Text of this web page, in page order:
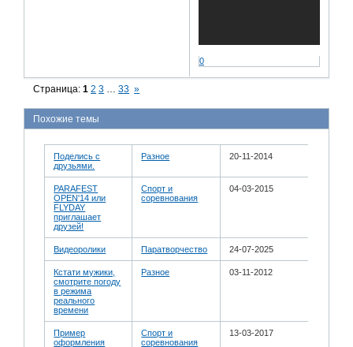
0
Страница:1 2 3 … 33 »
Похожие темы
Поделись с
друзьями.
Разное 20-11-2014
PARAFEST
OPEN'14 или
FLYDAY
приглашает
друзей!
Спорт и
соревнования
04-03-2015
Видеоролики Паратворчество 24-07-2025
Кстати мужики,
смотрите погоду
в режима
реального
времени
Разное 03-11-2012
Пример
оформления
Спорт и
соревнования
13-03-2017